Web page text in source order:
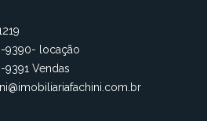
9390- locação
9391 Vendas